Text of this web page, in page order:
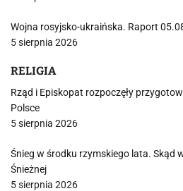
Wojna rosyjsko-ukraińska. Raport
5 sierpnia 2026
RELIGIA
Rząd i Episkopat rozpoczęły
Polsce
5 sierpnia 2026
Śnieg w środku rzymskiego lata. Skąd
Śnieżnej
5 sierpnia 2026